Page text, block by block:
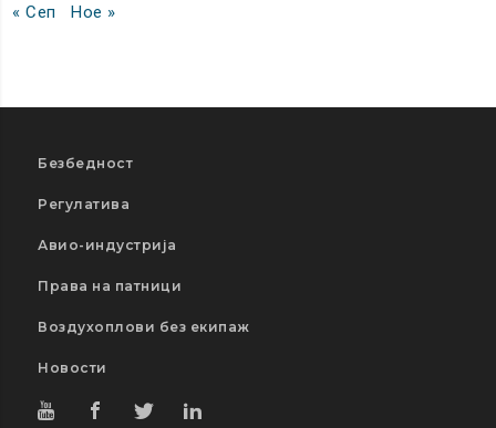
« Сеп
Ное »
Безбедност
Регулатива
Авио-индустрија
Права на патници
Воздухоплови без екипаж
Новости